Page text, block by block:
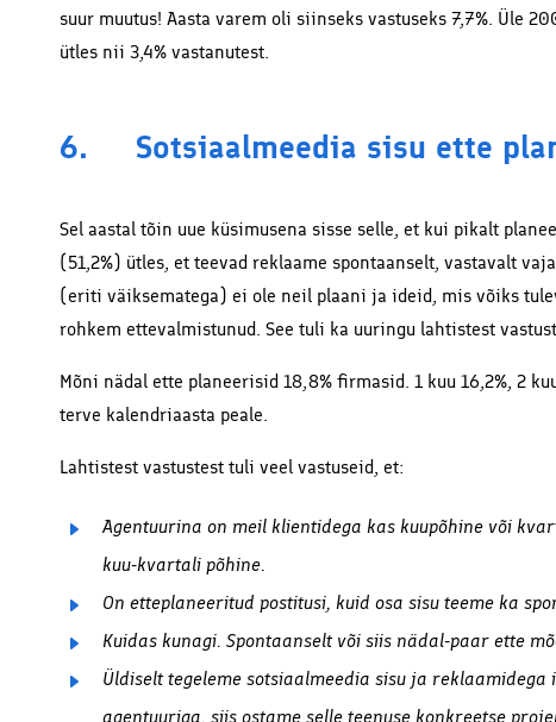
suur muutus! Aasta varem oli siinseks vastuseks 7,7%. Üle
ütles nii 3,4% vastanutest.
6. Sotsiaalmeedia sisu ette
Sel aastal tõin uue küsimusena sisse selle, et kui pikalt
(51,2%) ütles, et teevad reklaame spontaanselt, vastavalt
(eriti väiksematega) ei ole neil plaani ja ideid, mis võiks
rohkem ettevalmistunud. See tuli ka uuringu lahtistest
Mõni nädal ette planeerisid 18,8% firmasid. 1 kuu 16,2%, 2
terve kalendriaasta peale.
Lahtistest vastustest tuli veel vastuseid, et:
Agentuurina on meil klientidega kas kuupõhine või
kuu-kvartali põhine.
On etteplaneeritud postitusi, kuid osa sisu teeme ka
Kuidas kunagi. Spontaanselt või siis nädal-paar ette
Üldiselt tegeleme sotsiaalmeedia sisu ja
agentuuriga, siis ostame selle teenuse konkreetse